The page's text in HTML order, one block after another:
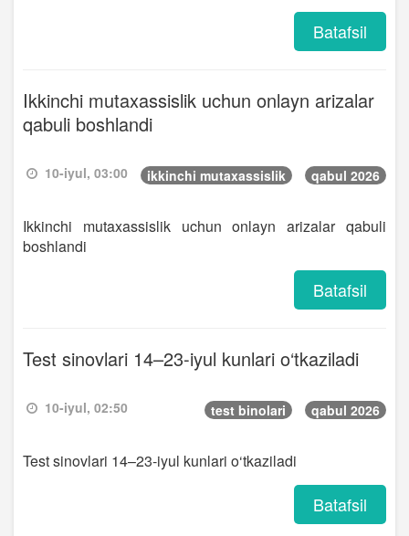
Batafsil
Ikkinchi mutaxassislik uchun onlayn arizalar
qabuli boshlandi
10-iyul, 03:00 ikkinchi mutaxassislik qabul 2026
Ikkinchi mutaxassislik uchun onlayn arizalar qabuli
boshlandi
Batafsil
Test sinovlari 14–23-iyul kunlari o‘tkaziladi
10-iyul, 02:50 test binolari qabul 2026
Test sinovlari 14–23-iyul kunlari o‘tkaziladi
Batafsil